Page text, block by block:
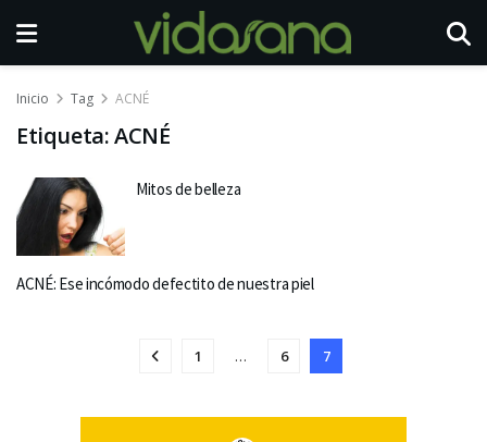
Inicio Tag ACNÉ
Etiqueta:ACNÉ
Mitos de belleza
ACNÉ: Ese incómodo defectito de nuestra piel
1 … 6 7